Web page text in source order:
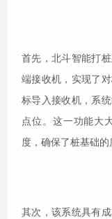
首先，北斗智能打
端接收机，实现了
标导入接收机，系
点位。这一功能大
度，确保了桩基础的
其次，该系统具有